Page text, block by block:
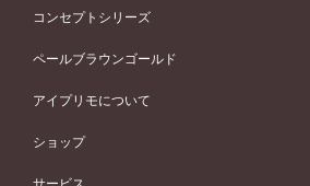
ピンクゴールド
ペールブラウンゴールド
ウェーブライン
V字ライン
ワンサイドメレ
ダブルサイドメレ
シンプル
フェミニン
モード
50万円台～
40万円台～
30万円台～
婚約指輪 人気ランキング
ピンクゴールド
ペールブラウンゴールド
ウェーブライン
V字ライン
ワンメレ
セベラルメレ
シンプル
フェミニン
モード
50万円～
ピンクゴールド
ペールブラウンゴールド
エタニティリング一覧
ピンクゴールド
ペールブラウンゴールド
アニバーサリージュエリー
アニバーサリージュエリー一覧
ファッションリング
ブレスレット
コンセプトシリーズ
コンセプトシリーズ
オリジンビリーフ
ペールブラウンゴールド
アイプリモについて
アイプリモについて
パーソナルハンド診断
ショップ
店舗一覧